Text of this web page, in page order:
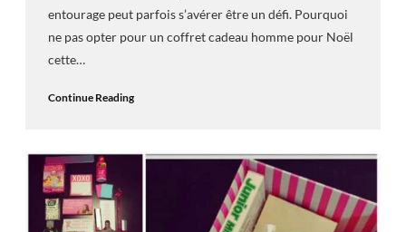
entourage peut parfois s’avérer être un défi. Pourquoi
ne pas opter pour un coffret cadeau homme pour Noël
cette…
Continue Reading